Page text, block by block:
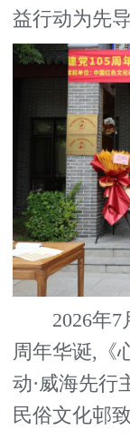
益行动为先
2026年7月
周年华诞,《
动·威海先行
民俗文化邨